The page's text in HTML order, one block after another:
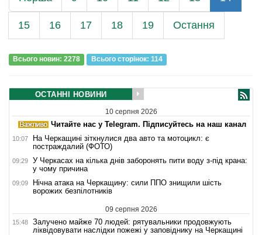
15 16 17 18 19 Остання
Всього новин: 2278 Всього сторiнок: 114
ОСТАННІ НОВИНИ
10 серпня 2026
Читайте нас у Telegram. Підписуйтесь на наш канал
10:07
На Черкащині зіткнулися два авто та мотоцикл: є
постраждалий (ФОТО)
09:29
У Черкасах на кілька днів заборонять пити воду з-під крана:
у чому причина
09:09
Нічна атака на Черкащину: сили ППО знищили шість
ворожих безпілотників
09 серпня 2026
15:48
Залучено майже 70 людей: рятувальники продовжують
ліквідовувати наслідки пожежі у заповіднику на Черкащині